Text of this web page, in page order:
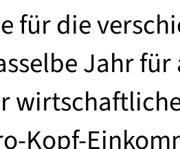
für die
Jahr
Kopf-